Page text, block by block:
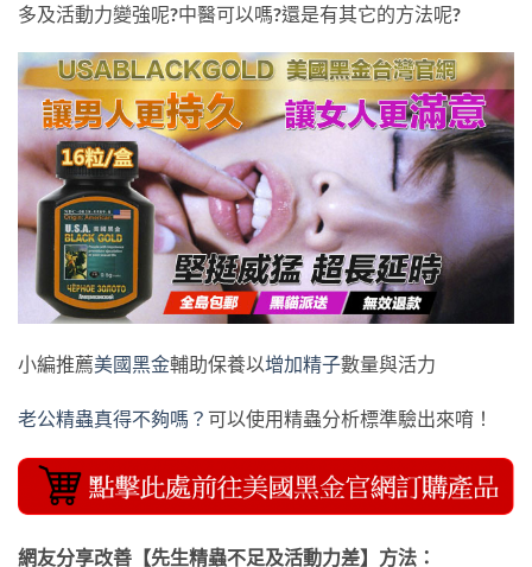
多及活動力變強呢?中醫可以嗎?還是有其它的方法呢?
小編推薦美國黑金輔助保養以增加精子數量與活力
老公精蟲真得不夠嗎？ 可以使用精蟲分析標準驗出來唷！
網友分享改善【先生精蟲不足及活動力差】方法：